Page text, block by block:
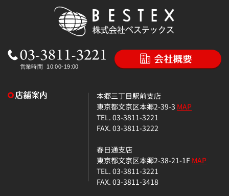
本郷三丁目駅前支店
東京都文京区本郷2-39-3 MAP
TEL. 03-3811-3221
FAX. 03-3811-3222
春日通支店
東京都文京区本郷2-38-21-1FMAP
TEL. 03-3811-3221
FAX. 03-3811-3418